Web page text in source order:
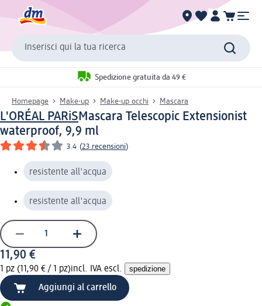
Inserisci qui la tua ricerca
Spedizione gratuita da 49 €
Homepage Make-up Make-up occhi Mascara
L'ORÉAL PARiSMascara Telescopic Extensionist
waterproof, 9,9 ml
3.4 (23 recensioni)
resistente all'acqua
resistente all'acqua
11,90 €
1 pz (11,90 € / 1 pz)incl. IVA escl. spedizione
Aggiungi al carrello